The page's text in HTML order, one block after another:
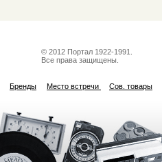
© 2012 Портал 1922-1991.
Все права защищены.
Бренды Место встречи Сов. товары